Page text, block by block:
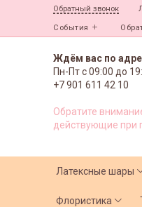
Обратный звонок
События
Ждём вас по
Пн-Пт с09:00 до
+7 901 611 42 10
Обратите
действующие при
Латексные шары
Флористика